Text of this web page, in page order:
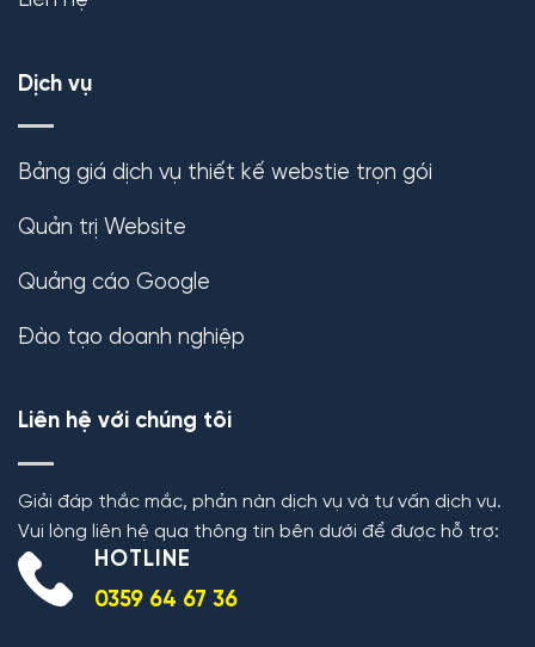
Dịch vụ
Bảng giá dịch vụ thiết kế webstie trọn gói
Quản trị Website
Quảng cáo Google
Đào tạo doanh nghiệp
Liên hệ với chúng tôi
Giải đáp thắc mắc, phản nàn dịch vụ và tư vấn dịch vụ.
Vui lòng liên hệ qua thông tin bên dưới để được hỗ trợ:
HOTLINE
0359 64 67 36